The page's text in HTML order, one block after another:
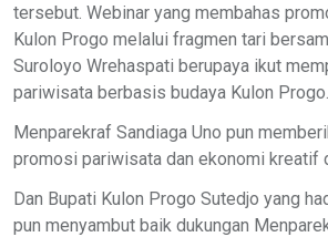
tersebut. Webinar yang membahas
Kulon Progo melalui fragmen tari
Suroloyo Wrehaspati berupaya ikut
pariwisata berbasis budaya Kulon Progo.
Menparekraf Sandiaga Uno pun
promosi pariwisata dan ekonomi kreatif
Dan Bupati Kulon Progo Sutedjo yang
pun menyambut baik dukungan